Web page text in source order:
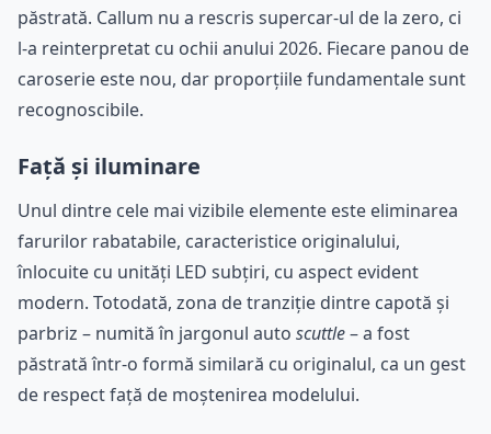
păstrată. Callum nu a rescris supercar-ul de la zero, ci
l-a reinterpretat cu ochii anului 2026. Fiecare panou de
caroserie este nou, dar proporțiile fundamentale sunt
recognoscibile.
Față și iluminare
Unul dintre cele mai vizibile elemente este eliminarea
farurilor rabatabile, caracteristice originalului,
înlocuite cu unități LED subțiri, cu aspect evident
modern. Totodată, zona de tranziție dintre capotă și
parbriz – numită în jargonul auto scuttle– a fost
păstrată într-o formă similară cu originalul, ca un gest
de respect față de moștenirea modelului.